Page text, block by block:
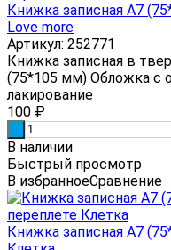
Книжка записная А7
Love more
Артикул: 252771
Книжка записная в
(75*105 мм) Обложка с
лакирование
100 ₽
В наличии
Быстрый просмотр
В избранноеСравнение
Книжка записная А7